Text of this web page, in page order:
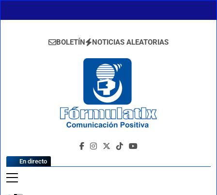
BOLETÍN NOTICIAS ALEATORIAS
En directo
FormulaTlx
Comunicación Positiva